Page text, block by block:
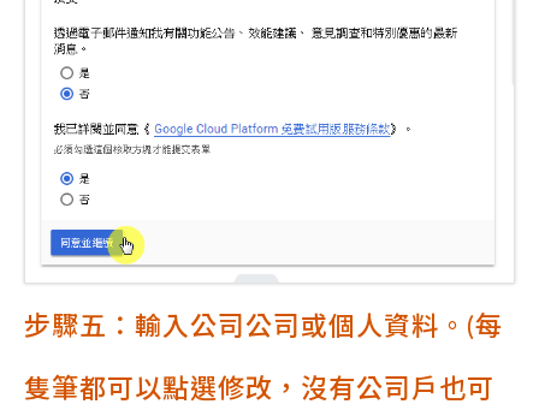
步驟五：輸入公司公司或個人資料。(每
隻筆都可以點選修改，沒有公司戶也可